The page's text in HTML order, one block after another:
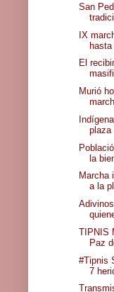
San
IX
hasta
El
Murió
plaza
la
Marcha
a la
TIPNIS
Paz
#Tipnis
7